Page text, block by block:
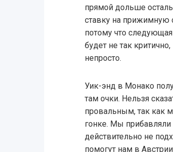
прямой дольше
ставку на прижимную
потому что следующая
будет не так
непросто.
Уик-энд в Монако
там очки. Нельзя
провальным, так как
гонке. Мы прибавляли
действительно не
помогут нам в